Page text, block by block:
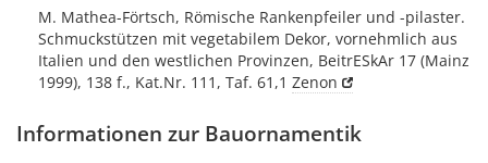
M. Mathea-Förtsch, Römische Rankenpfeiler und -pilaster.
Schmuckstützen mit vegetabilem Dekor, vornehmlich aus
Italien und den westlichen Provinzen, BeitrESkAr 17 (Mainz
1999), 138 f., Kat.Nr. 111, Taf. 61,1 Zenon
Informationen zur Bauornamentik